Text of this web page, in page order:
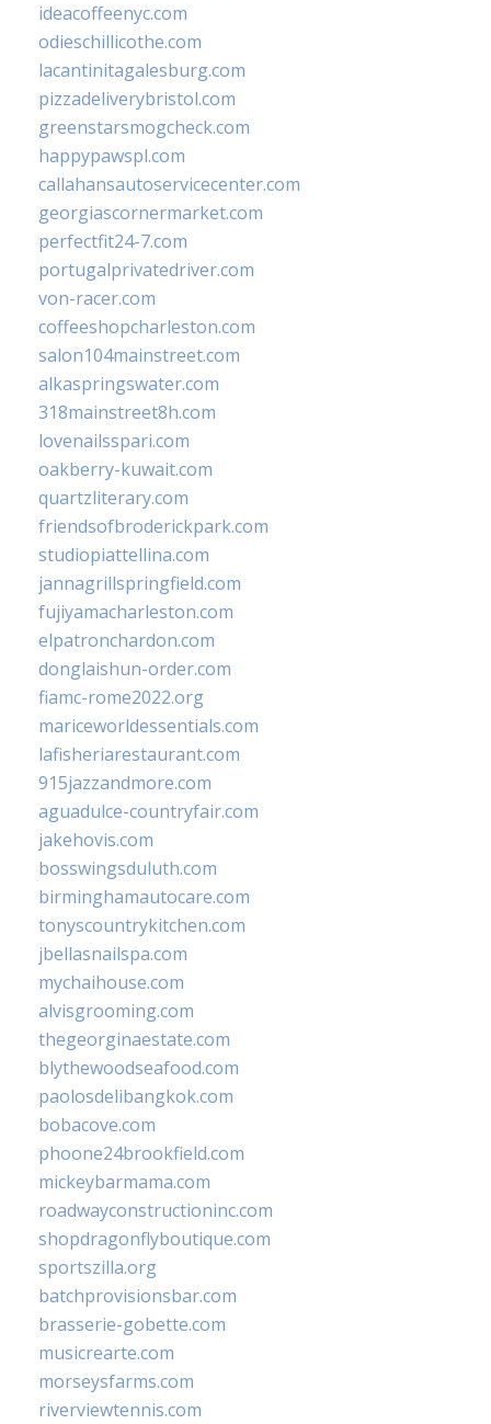
ideacoffeenyc.com
odieschillicothe.com
lacantinitagalesburg.com
pizzadeliverybristol.com
greenstarsmogcheck.com
happypawspl.com
callahansautoservicecenter.com
georgiascornermarket.com
perfectfit24-7.com
portugalprivatedriver.com
von-racer.com
coffeeshopcharleston.com
salon104mainstreet.com
alkaspringswater.com
318mainstreet8h.com
lovenailsspari.com
oakberry-kuwait.com
quartzliterary.com
friendsofbroderickpark.com
studiopiattellina.com
jannagrillspringfield.com
fujiyamacharleston.com
elpatronchardon.com
donglaishun-order.com
fiamc-rome2022.org
mariceworldessentials.com
lafisheriarestaurant.com
915jazzandmore.com
aguadulce-countryfair.com
jakehovis.com
bosswingsduluth.com
birminghamautocare.com
tonyscountrykitchen.com
jbellasnailspa.com
mychaihouse.com
alvisgrooming.com
thegeorginaestate.com
blythewoodseafood.com
paolosdelibangkok.com
bobacove.com
phoone24brookfield.com
mickeybarmama.com
roadwayconstructioninc.com
shopdragonflyboutique.com
sportszilla.org
batchprovisionsbar.com
brasserie-gobette.com
musicrearte.com
morseysfarms.com
riverviewtennis.com